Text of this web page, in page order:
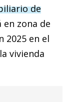
de
zona de
2025 en el
vivienda